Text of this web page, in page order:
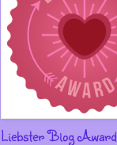
Liebster Blog Award